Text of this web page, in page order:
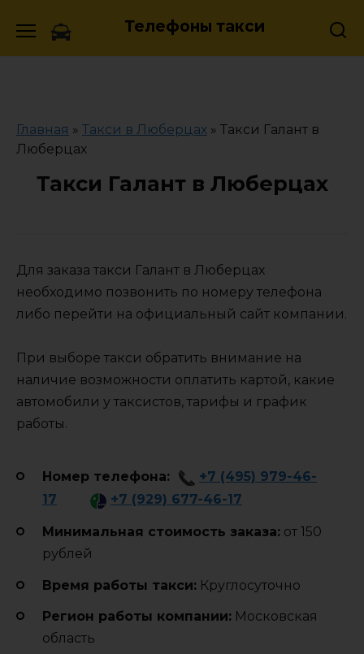
Телефоны такси
Главная » Такси в Люберцах » Такси Галант в
Люберцах
Такси Галант в Люберцах
Для заказа такси Галант в Люберцах
необходимо позвонить по номеру телефона
либо перейти на официальный сайт компании.
При выборе такси обратить внимание на
наличие возможности оплатить картой, какие
автомобили у таксистов, тарифы и график
работы.
Номер телефона:
+7 (495) 979-46-
17
+7 (929) 677-46-17
Минимальная стоимость заказа: от 150
рублей
Время работы такси: Круглосуточно
Регион работы компании: Московская
область